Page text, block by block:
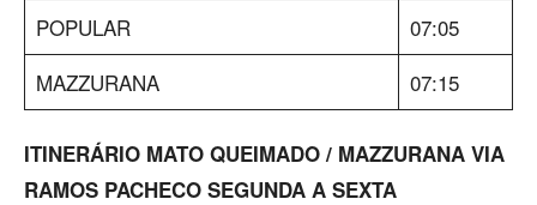
POPULAR
07:05
MAZZURANA
07:15
ITINERÁRIO MATO QUEIMADO / MAZZURANA VIA
RAMOS PACHECO SEGUNDA A SEXTA